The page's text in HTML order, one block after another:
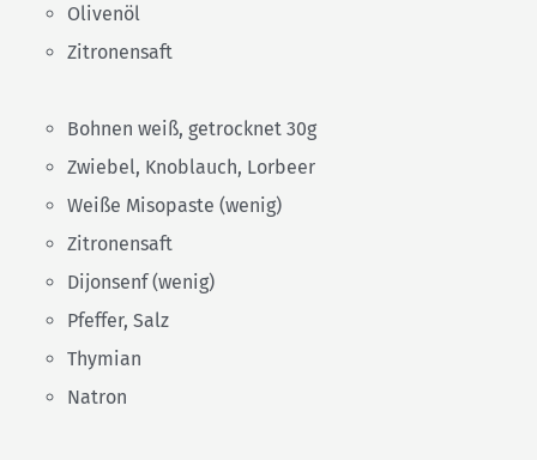
Olivenöl
Zitronensaft
Bohnen weiß, getrocknet 30g
Zwiebel, Knoblauch, Lorbeer
Weiße Misopaste (wenig)
Zitronensaft
Dijonsenf (wenig)
Pfeffer, Salz
Thymian
Natron